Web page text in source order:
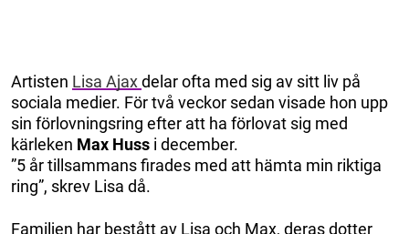
Artisten Lisa Ajaxdelar ofta med sig av sitt liv på
sociala medier. För två veckor sedan visade hon upp
sin förlovningsring efter att ha förlovat sig med
kärleken Max Huss i december.
”5 år tillsammans firades med att hämta min riktiga
ring”, skrev Lisa då.
Familjen har bestått av Lisa och Max, deras dotter